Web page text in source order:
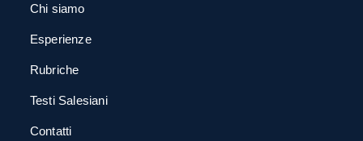
Chi siamo
Esperienze
Rubriche
Testi Salesiani
Contatti